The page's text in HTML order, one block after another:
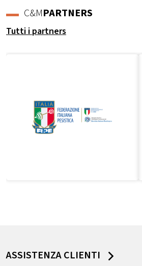
C&MPARTNERS
Tutti i partners
ASSISTENZA CLIENTI